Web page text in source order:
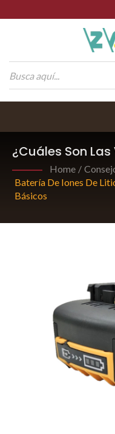
¿Cuáles Son
De Iones De Litio
Home /
Batería De Iones De
Básicos